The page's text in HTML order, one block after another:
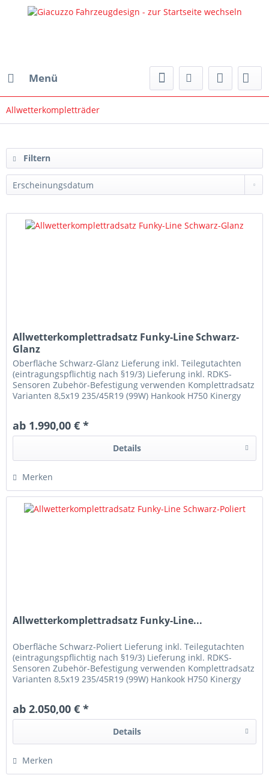
Menü
Allwetterkompletträder
nach:
Filtern
Allwetterkomplettradsatz Funky-Line Schwarz-
Glanz
Oberfläche Schwarz-Glanz Lieferung inkl. Teilegutachten
(eintragungspflichtig nach §19/3) Lieferung inkl. RDKS-
Sensoren Zubehör-Befestigung verwenden Komplettradsatz
Varianten 8,5x19 235/45R19 (99W) Hankook H750 Kinergy
ab 1.990,00 € *
Details
Merken
Allwetterkomplettradsatz Funky-Line...
Oberfläche Schwarz-Poliert Lieferung inkl. Teilegutachten
(eintragungspflichtig nach §19/3) Lieferung inkl. RDKS-
Sensoren Zubehör-Befestigung verwenden Komplettradsatz
Varianten 8,5x19 235/45R19 (99W) Hankook H750 Kinergy
ab 2.050,00 € *
Details
Merken